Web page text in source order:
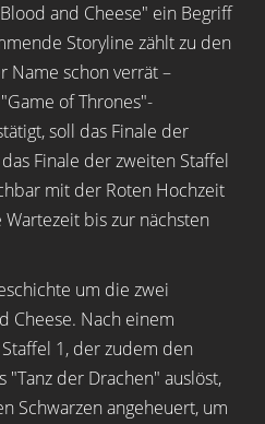
and Cheese" ein Begriff
Storyline zählt zu den
Name schon verrät –
of Thrones"-
soll das Finale der
Finale der zweiten Staffel
mit der Roten Hochzeit
bis zur nächsten
um die zwei
Cheese. Nach einem
1, der zudem den
der Drachen" auslöst,
Schwarzen angeheuert, um